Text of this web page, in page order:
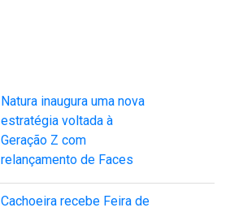
Natura inaugura uma nova
estratégia voltada à
Geração Z com
relançamento de Faces
Cachoeira recebe Feira de